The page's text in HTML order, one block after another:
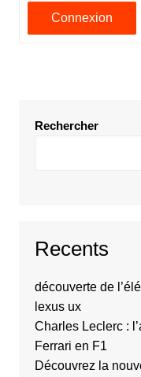
Connexion
Rechercher
Recents
découverte de
lexus ux
Charles Leclerc :
Ferrari en F1
Découvrez la